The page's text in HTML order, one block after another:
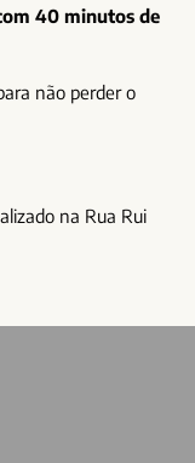
40 minutos de
não perder o
na Rua Rui